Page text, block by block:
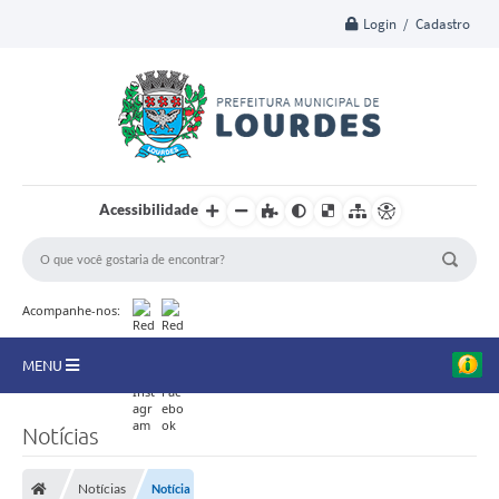
Login / Cadastro
Acessibilidade
Acompanhe-nos:
MENU
Notícias
Notícias Notícia